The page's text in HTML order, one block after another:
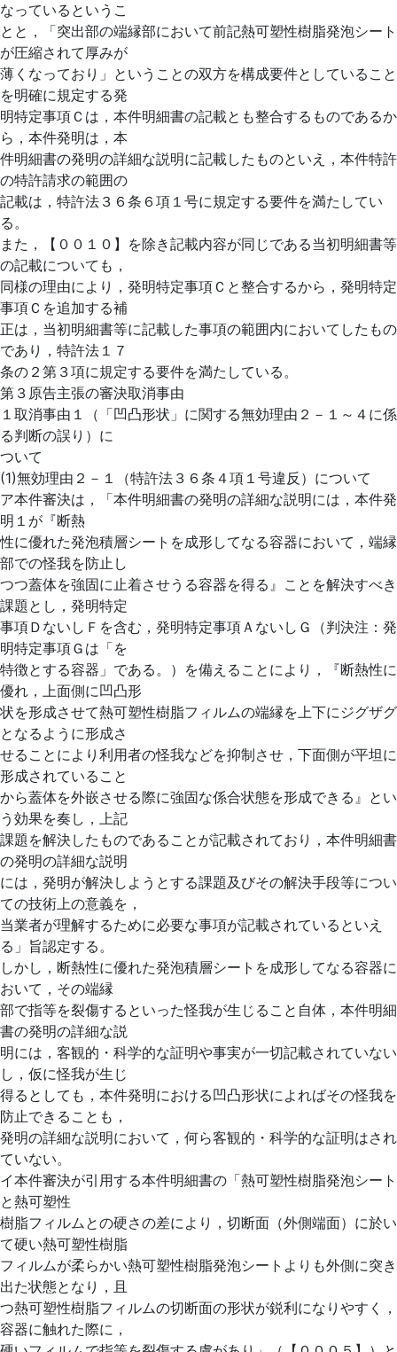
なっているというこ
とと，「突出部の端縁部において前記熱可塑性樹脂発泡シート
が圧縮されて厚みが
薄くなっており」ということの双方を構成要件としていること
を明確に規定する発
明特定事項Ｃは，本件明細書の記載とも整合するものであるか
ら，本件発明は，本
件明細書の発明の詳細な説明に記載したものといえ，本件特許
の特許請求の範囲の
記載は，特許法３６条６項１号に規定する要件を満たしてい
る。
また，【００１０】を除き記載内容が同じである当初明細書等
の記載についても，
同様の理由により，発明特定事項Ｃと整合するから，発明特定
事項Ｃを追加する補
正は，当初明細書等に記載した事項の範囲内においてしたもの
であり，特許法１７
条の２第３項に規定する要件を満たしている。
第３原告主張の審決取消事由
１取消事由１（「凹凸形状」に関する無効理由２－１～４に係
る判断の誤り）に
ついて
(1)無効理由２－１（特許法３６条４項１号違反）について
ア本件審決は，「本件明細書の発明の詳細な説明には，本件発
明１が『断熱
性に優れた発泡積層シートを成形してなる容器において，端縁
部での怪我を防止し
つつ蓋体を強固に止着させうる容器を得る』ことを解決すべき
課題とし，発明特定
事項ＤないしＦを含む，発明特定事項ＡないしＧ（判決注：発
明特定事項Ｇは「を
特徴とする容器」である。）を備えることにより，『断熱性に
優れ，上面側に凹凸形
状を形成させて熱可塑性樹脂フィルムの端縁を上下にジグザグ
となるように形成さ
せることにより利用者の怪我などを抑制させ，下面側が平坦に
形成されていること
から蓋体を外嵌させる際に強固な係合状態を形成できる』とい
う効果を奏し，上記
課題を解決したものであることが記載されており，本件明細書
の発明の詳細な説明
には，発明が解決しようとする課題及びその解決手段等につい
ての技術上の意義を，
当業者が理解するために必要な事項が記載されているといえ
る」旨認定する。
しかし，断熱性に優れた発泡積層シートを成形してなる容器に
おいて，その端縁
部で指等を裂傷するといった怪我が生じること自体，本件明細
書の発明の詳細な説
明には，客観的・科学的な証明や事実が一切記載されていない
し，仮に怪我が生じ
得るとしても，本件発明における凹凸形状によればその怪我を
防止できることも，
発明の詳細な説明において，何ら客観的・科学的な証明はされ
ていない。
イ本件審決が引用する本件明細書の「熱可塑性樹脂発泡シート
と熱可塑性
樹脂フィルムとの硬さの差により，切断面（外側端面）に於い
て硬い熱可塑性樹脂
フィルムが柔らかい熱可塑性樹脂発泡シートよりも外側に突き
出た状態となり，且
つ熱可塑性樹脂フィルムの切断面の形状が鋭利になりやすく，
容器に触れた際に，